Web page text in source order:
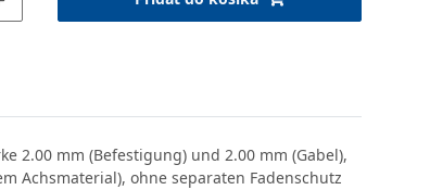
2.00 mm (Befestigung) und 2.00 mm (Gabel),
Achsmaterial), ohne separaten Fadenschutz